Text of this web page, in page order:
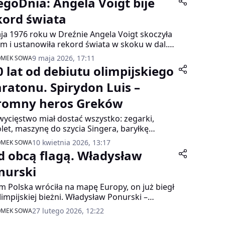
świata
1976 roku w Dreźnie Angela Voigt skoczyła
i ustanowiła rekord świata w skoku w dal.
wówczas niespełna 25 lat, była zawodniczką
i jedną z twarzy znakomitej, ale też
aferami lekkoatletyki w NRD. Z jej
wiąże się ciekawy polski wątek…
SOWA9 maja 2026, 17:11
lat od debiutu olimpijskiego
Spirydon Luis –
heros Greków
miał dostać wszystko: zegarki,
maszynę do szycia Singera, baryłkę
wina, tonę czekolady, kosztowności, stado
pole, darmowe strzyżenie i golenie do
życia, obiady w ateńskich restauracjach i
w kawiarniach. Do tego dochodziła jeszcze
z plotek, czyli obietnica stu tysięcy
i ręka córki majętnego Georgiosa
fundatora stadionu olimpijskiego. Już
mieszali fakty z miejską legendą, bo
tych nagród zdawało się być zwykłą
SOWA10 kwietnia 2026, 13:17
obcą flagą. Władysław
Polska wróciła na mapę Europy, on już biegł
bieżni. Władysław Ponurski –
sprinter i czterystumetrowiec – w 1912
na igrzyskach w Sztokholmie jako
SOWA27 lutego 2026, 12:22